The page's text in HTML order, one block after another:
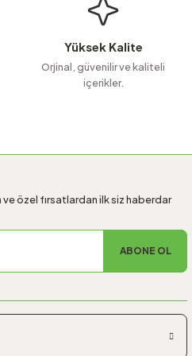
olmalı.
Yüksek Kalite
Orjinal, güvenilir ve kaliteli
içerikler.
özel fırsatlardan ilk siz haberdar
ABONE OL